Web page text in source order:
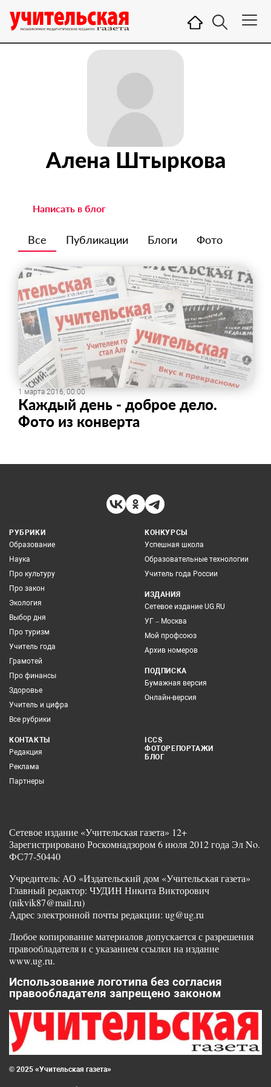
Алена Штыркова
Написать в блог
Все Публикации Блоги Фото
1 марта 2016, 00:00
Каждый день - доброе дело.
Фото из конверта
РУБРИКИ
Образование
Наука
Про культуру
Про закон
Экология
Выбор дня
Про туризм
Учитель года
Грамотей
Про финансы
Здоровье
Учитель и цифра
Все рубрики
КОНКУРСЫ
Успешная школа
Образовательные технологии
Учитель года России
ИЗДАНИЯ
Сетевое издание UG.RU
УГ – Москва
Мой профсоюз
Архив номеров
ПОДПИСКА
Бумажная версия
Онлайн-версия
КОНТАКТЫ
Редакция
Реклама
Партнеры
ICCS
ФОТОРЕПОРТАЖИ
БЛОГ
Сетевое издание «Учительская газета» 12+
Зарегистрировано Роскомнадзором 6 июля 2012 года Эл No.
ФС77-50440
Учредитель: АО «Издательский дом «Учительская газета»
Главный редактор: ЧУДИН Никита Викторович
(nikvik87@mail.ru)
Адрес электронной почты редакции: ug@ug.ru
Любое копирование материалов допускается с разрешения
правообладателя и с указанием ссылки на издание
www.ug.ru.
Использование логотипа без согласия
правообладателя запрещено законом
© 2025 «Учительская газета»